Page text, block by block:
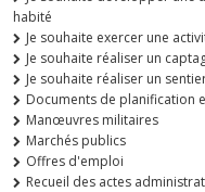
habité
Je souhaite exercer une
Je souhaite réaliser un
Je souhaite réaliser un
Documents de planification
Manœuvres militaires
Marchés publics
Offres d'emploi
Recueil des actes